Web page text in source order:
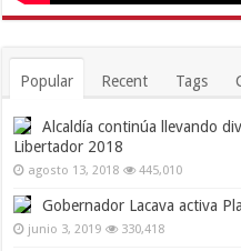
Popular Recent Tags
Alcaldía continúa llevando
Libertador 2018
agosto 13, 2018 445,010
Gobernador Lacava activa
junio 3, 2019 330,418